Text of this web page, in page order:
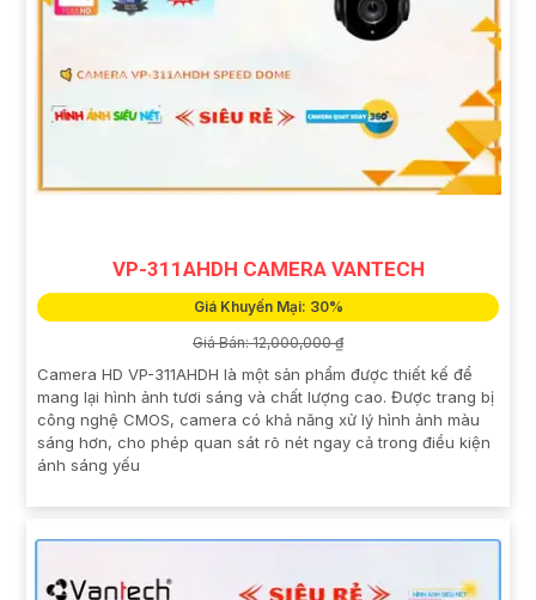
VP-311AHDH CAMERA VANTECH
Giá Khuyến Mại: 30%
Giá Bán: 12,000,000 ₫
Camera HD VP-311AHDH là một sản phẩm được thiết kế để
mang lại hình ảnh tươi sáng và chất lượng cao. Được trang bị
công nghệ CMOS, camera có khả năng xử lý hình ảnh màu
sáng hơn, cho phép quan sát rõ nét ngay cả trong điều kiện
ánh sáng yếu